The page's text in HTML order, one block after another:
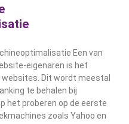
Een van
eigenaren is het
websites. Dit wordt meestal
te behalen bij
het proberen op de eerste
zoals Yahoo en